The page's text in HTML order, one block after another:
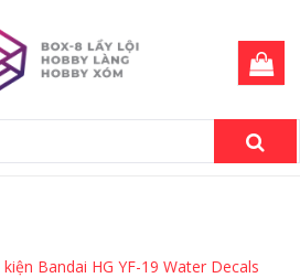
kiện Bandai HG YF-19 Water Decals